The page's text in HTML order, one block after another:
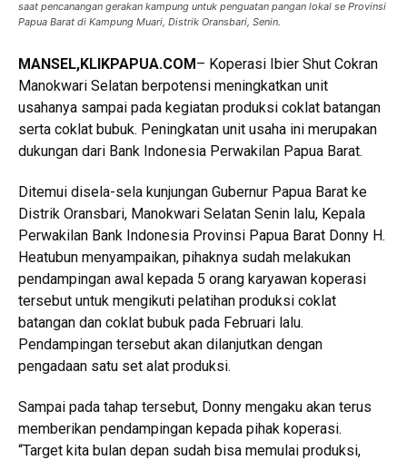
saat pencanangan gerakan kampung untuk penguatan pangan lokal se Provinsi
Papua Barat di Kampung Muari, Distrik Oransbari, Senin.
MANSEL,KLIKPAPUA.COM– Koperasi Ibier Shut Cokran
Manokwari Selatan berpotensi meningkatkan unit
usahanya sampai pada kegiatan produksi coklat batangan
serta coklat bubuk. Peningkatan unit usaha ini merupakan
dukungan dari Bank Indonesia Perwakilan Papua Barat.
Ditemui disela-sela kunjungan Gubernur Papua Barat ke
Distrik Oransbari, Manokwari Selatan Senin lalu, Kepala
Perwakilan Bank Indonesia Provinsi Papua Barat Donny H.
Heatubun menyampaikan, pihaknya sudah melakukan
pendampingan awal kepada 5 orang karyawan koperasi
tersebut untuk mengikuti pelatihan produksi coklat
batangan dan coklat bubuk pada Februari lalu.
Pendampingan tersebut akan dilanjutkan dengan
pengadaan satu set alat produksi.
Sampai pada tahap tersebut, Donny mengaku akan terus
memberikan pendampingan kepada pihak koperasi.
“Target kita bulan depan sudah bisa memulai produksi,